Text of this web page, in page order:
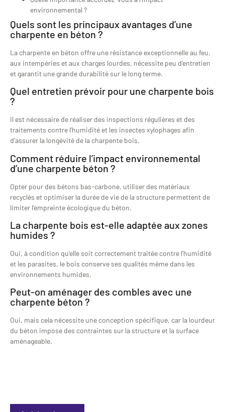
environnemental ?
Quels sont les principaux avantages d’une
charpente en béton ?
La charpente en béton offre une résistance exceptionnelle au feu,
aux intempéries et aux charges lourdes, nécessite peu d’entretien
et garantit une grande durabilité sur le long terme.
Quel entretien prévoir pour une charpente bois
?
Il est nécessaire de réaliser des inspections régulières et des
traitements contre l’humidité et les insectes xylophages afin
d’assurer la longévité de la charpente bois.
Comment réduire l’impact environnemental
d’une charpente béton ?
Opter pour des bétons bas-carbone, utiliser des matériaux
recyclés et optimiser la durée de vie de la structure permettent de
limiter l’empreinte écologique du béton.
La charpente bois est-elle adaptée aux zones
humides ?
Oui, à condition qu’elle soit correctement traitée contre l’humidité
et les parasites, le bois conserve ses qualités même dans les
environnements humides.
Peut-on aménager des combles avec une
charpente béton ?
Oui, mais cela nécessite une conception spécifique, car la lourdeur
du béton impose des contraintes sur la structure et la surface
aménageable.